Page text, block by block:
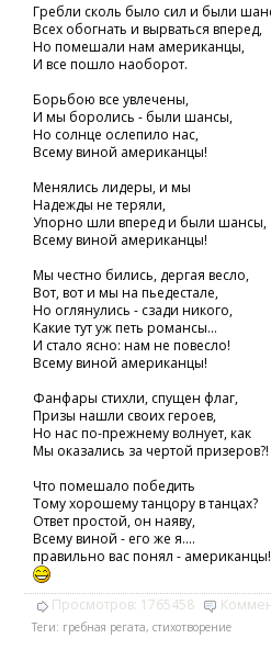
Гребли сколь было сил и были
Всех обогнать и вырваться вперед,
Но помешали нам американцы,
И все пошло наоборот.
Борьбою все увлечены,
И мы боролись - были шансы,
Но солнце ослепило нас,
Всему виной американцы!
Менялись лидеры, и мы
Надежды не теряли,
Упорно шли вперед и были шансы,
Всему виной американцы!
Мы честно бились, дергая весло,
Вот, вот и мы на пьедестале,
Но оглянулись - сзади никого,
Какие тут уж петь романсы...
И стало ясно: нам не повесло!
Всему виной американцы!
Фанфары стихли, спущен флаг,
Призы нашли своих героев,
Но нас по-прежнему волнует, как
Мы оказались за чертой призеров?!
Что помешало победить
Тому хорошему танцору в танцах?
Ответ простой, он наяву,
Всему виной - его же я....
правильно вас понял - американцы!
Просмотров: 1765458
Теги: гребная регата, стихотворение